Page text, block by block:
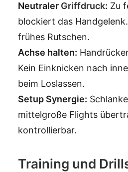
Neutraler Griffdruck: Zu
blockiert das
frühes Rutschen.
Achse halten:
Kein Einknicken nach
beim Loslassen.
Setup Synergie:
mittelgroße Flights
kontrollierbar.
Training und